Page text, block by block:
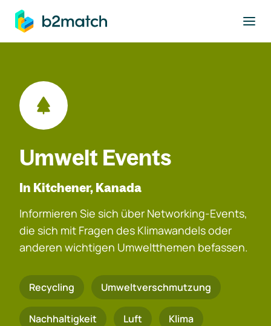
springen
Umwelt Events
In Kitchener, Kanada
Informieren Sie sich über Networking-Events,
die sich mit Fragen des Klimawandels oder
anderen wichtigen Umweltthemen befassen.
Recycling Umweltverschmutzung
Nachhaltigkeit Luft Klima